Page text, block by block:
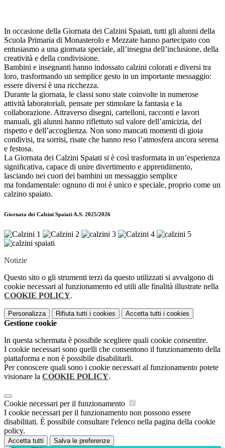
In occasione della Giornata dei Calzini Spaiati, tutti gli alunni della
Scuola Primaria di Monasterolo e Mezzate hanno partecipato con
entusiasmo a una giornata speciale, all’insegna dell’inclusione, della
creatività e della condivisione.
Bambini e insegnanti hanno indossato calzini colorati e diversi tra
loro, trasformando un semplice gesto in un importante messaggio:
essere diversi è una ricchezza.
Durante la giornata, le classi sono state coinvolte in numerose
attività laboratoriali, pensate per stimolare la fantasia e la
collaborazione. Attraverso disegni, cartelloni, racconti e lavori
manuali, gli alunni hanno riflettuto sul valore dell’amicizia, del
rispetto e dell’accoglienza. Non sono mancati momenti di gioia
condivisi, tra sorrisi, risate che hanno reso l’atmosfera ancora serena
e festosa.
La Giornata dei Calzini Spaiati si è così trasformata in un’esperienza
significativa, capace di unire divertimento e apprendimento,
lasciando nei cuori dei bambini un messaggio semplice
ma fondamentale: ognuno di noi è unico e speciale, proprio come un
calzino spaiato.
Giornata dei Calzini Spaiati A.S. 2025/2026
Notizie
Questo sito o gli strumenti terzi da questo utilizzati si avvalgono di
cookie necessari al funzionamento ed utili alle finalità illustrate nella
COOKIE POLICY.
Personalizza Rifiuta tutti i cookies Accetta tutti i cookies
Gestione cookie
In questa schermata è possibile scegliere quali cookie consentire.
I cookie necessari sono quelli che consentono il funzionamento della
piattaforma e non è possibile disabilitarli.
Per conoscere quali sono i cookie necessari al funzionamento potete
visionare la COOKIE POLICY.
Cookie necessari per il funzionamento
I cookie necessari per il funzionamento non possono essere
disabilitati. È possibile consultare l'elenco nella pagina della cookie
policy.
Accetta tutti Salva le preferenze